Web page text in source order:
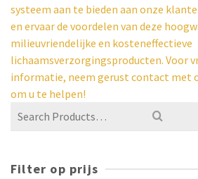
systeem aan te bieden aan onze
en ervaar de voordelen van deze
milieuvriendelijke en kosteneffectieve
lichaamsverzorgingsproducten. Voor
informatie, neem gerust contact met
om u te helpen!
Filter op prijs